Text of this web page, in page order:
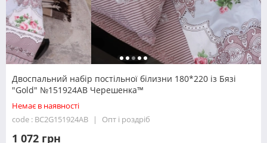
Двоспальний набір постільної білизни 180*220 із Бязі
"Gold" №151924AB Черешенка™
Немає в наявності
code : BC2G151924AB
Опт і роздріб
1 072 грн